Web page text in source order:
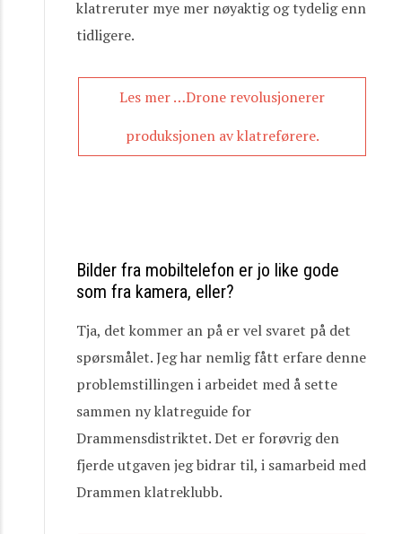
klatreruter mye mer nøyaktig og tydelig enn
tidligere.
Les mer …Drone revolusjonerer
produksjonen av klatreførere.
Bilder fra mobiltelefon er jo like gode
som fra kamera, eller?
Tja, det kommer an på er vel svaret på det
spørsmålet. Jeg har nemlig fått erfare denne
problemstillingen i arbeidet med å sette
sammen ny klatreguide for
Drammensdistriktet. Det er forøvrig den
fjerde utgaven jeg bidrar til, i samarbeid med
Drammen klatreklubb.